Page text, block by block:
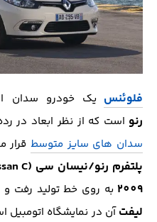
فلوئنس یک خودرو سدان
رنو است که از نظر ابعاد در
سدان های سایز متوسطقرار
پلتفرم رنو/نیسان سی (Renault/Nissan C)
2009 به روی خط تولید رفت
لیفتآن در نمایشگاه اتومبیل